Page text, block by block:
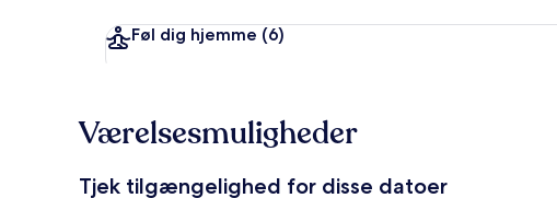
Føl dig hjemme (6)
Værelsesmuligheder
Tjek tilgængelighed for disse datoer